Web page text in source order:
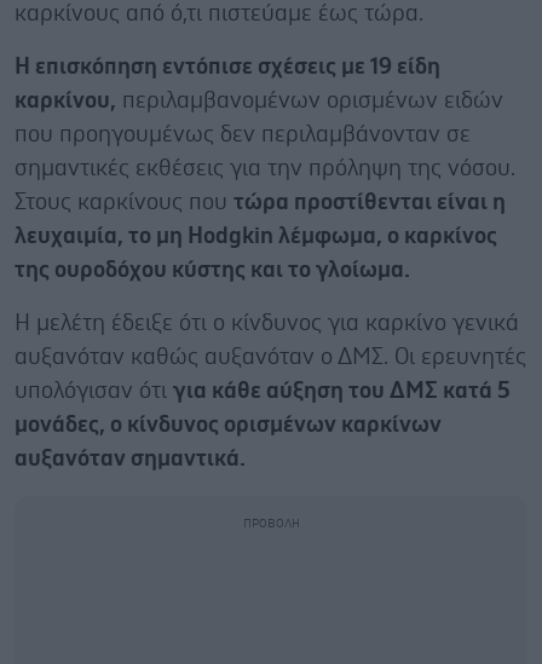
καρκίνους από ό,τι πιστεύαμε έως τώρα.
Η επισκόπηση εντόπισε σχέσεις με 19 είδη
καρκίνου, περιλαμβανομένων ορισμένων ειδών
που προηγουμένως δεν περιλαμβάνονταν σε
σημαντικές εκθέσεις για την πρόληψη της νόσου.
Στους καρκίνους που τώρα προστίθενται είναι η
λευχαιμία, το μη Hodgkin λέμφωμα, ο καρκίνος
της ουροδόχου κύστης και το γλοίωμα.
Η μελέτη έδειξε ότι ο κίνδυνος για καρκίνο γενικά
αυξανόταν καθώς αυξανόταν ο ΔΜΣ. Οι ερευνητές
υπολόγισαν ότι για κάθε αύξηση του ΔΜΣ κατά 5
μονάδες, ο κίνδυνος ορισμένων καρκίνων
αυξανόταν σημαντικά.